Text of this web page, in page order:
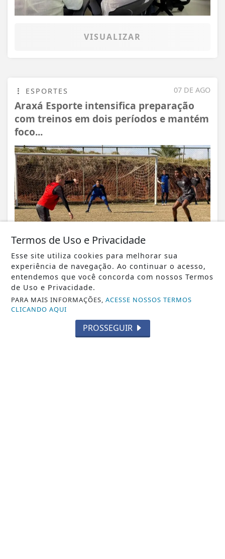
VISUALIZAR
07 DE AGO
ESPORTES
Araxá Esporte intensifica preparação
com treinos em dois períodos e mantém
foco...
VISUALIZAR
Termos de Uso e Privacidade
Esse site utiliza cookies para melhorar sua
experiência de navegação. Ao continuar o acesso,
entendemos que você concorda com nossos Termos
de Uso e Privacidade.
PARA MAIS INFORMAÇÕES,ACESSE NOSSOS TERMOS
CLICANDO AQUI
PROSSEGUIR